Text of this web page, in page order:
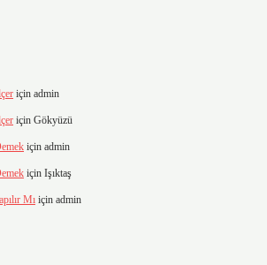
için admin
için Gökyüzü
için admin
için Işıktaş
Mı için admin